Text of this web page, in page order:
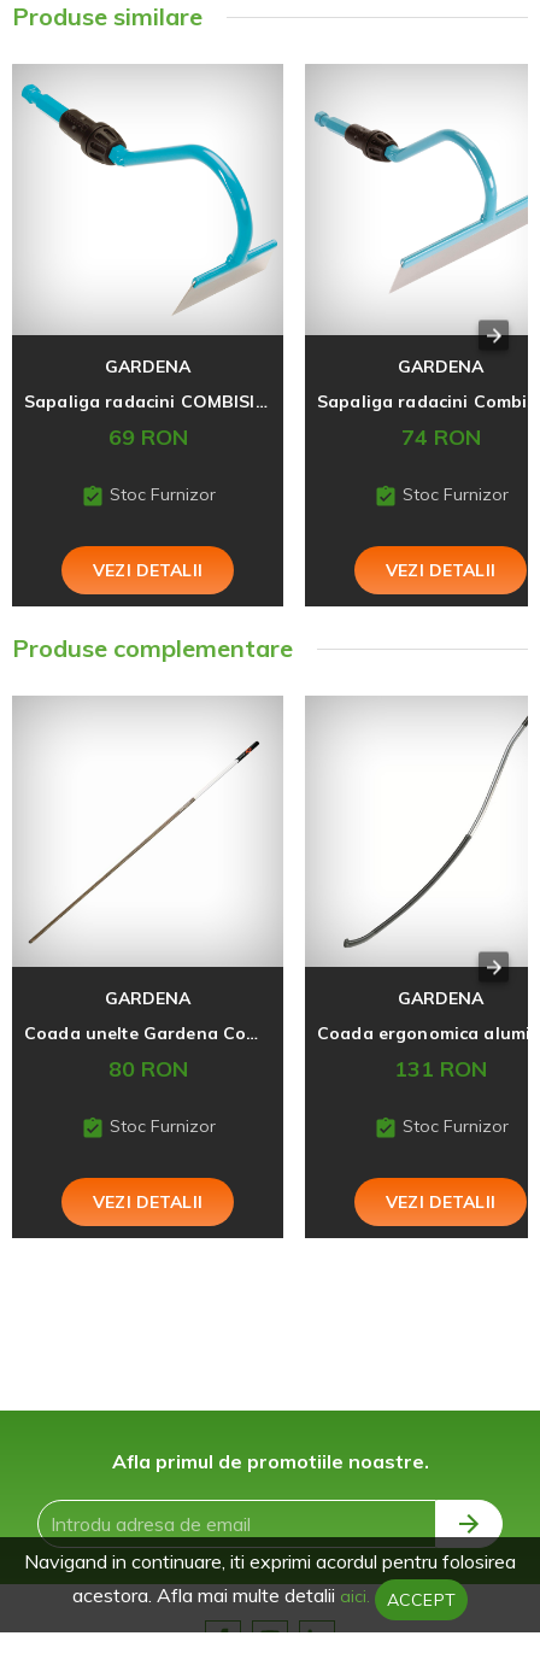
Produse similare
GARDENA
Sapaliga radacini COMBISISTEM, 8cm
69 RON
Stoc Furnizor
VEZI DETALII
GARDENA
74 RON
Stoc Furnizor
VEZI DETALII
Produse complementare
GARDENA
Coada unelte Gardena Combysistem, 150 cm
80 RON
Stoc Furnizor
VEZI DETALII
GARDENA
131 RON
Stoc Furnizor
VEZI DETALII
Afla primul de promotiile noastre.
Navigand in continuare, iti exprimi acordul pentru folosirea
acestora. Afla mai multe detalii aici. ACCEPT